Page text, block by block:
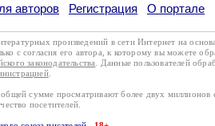
авторов Регистрация О портале
произведений в сети Интернет на
с согласия его автора, к которому вы можете
законодательства . Данные пользователей
.
сумме просматривают более двух
посетителей.